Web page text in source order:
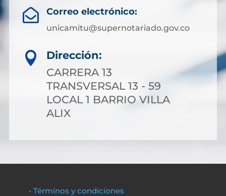
 Correo electrónico:
unicamitu@supernotariado.gov.co

Dirección:
CARRERA 13
TRANSVERSAL 13 - 59
LOCAL 1 BARRIO VILLA
ALIX
• Términos y condiciones